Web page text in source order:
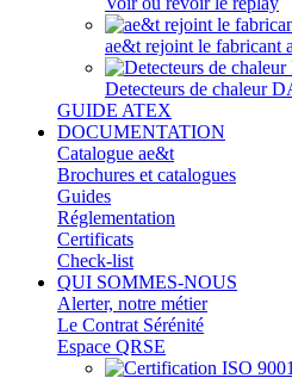
ae&t rejoint le fabricant
Detecteurs de chaleur
GUIDE ATEX
DOCUMENTATION
Catalogue ae&t
Brochures et catalogues
Guides
Réglementation
Certificats
Check-list
QUI SOMMES-NOUS
Alerter, notre métier
Le Contrat Sérénité
Espace QRSE